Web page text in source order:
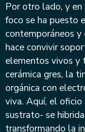
Por otro lado, y
foco se ha puesto
contemporáneos
hace convivir
elementos vivos y
cerámica gres, la
orgánica con
viva. Aquí, el
sustrato- se
transformando la